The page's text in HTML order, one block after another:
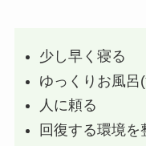
少し早く寝る
ゆっくりお風呂
人に頼る
回復する環境を